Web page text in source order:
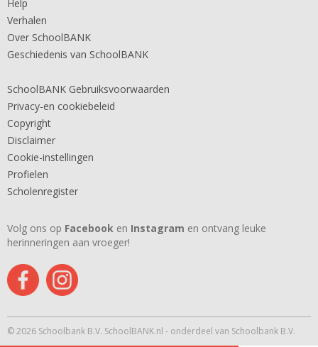
Help
Verhalen
Over SchoolBANK
Geschiedenis van SchoolBANK
SchoolBANK Gebruiksvoorwaarden
Privacy-en cookiebeleid
Copyright
Disclaimer
Cookie-instellingen
Profielen
Scholenregister
Volg ons op Facebook en Instagram en ontvang leuke
herinneringen aan vroeger!
© 2026 Schoolbank B.V. SchoolBANK.nl - onderdeel van Schoolbank B.V.